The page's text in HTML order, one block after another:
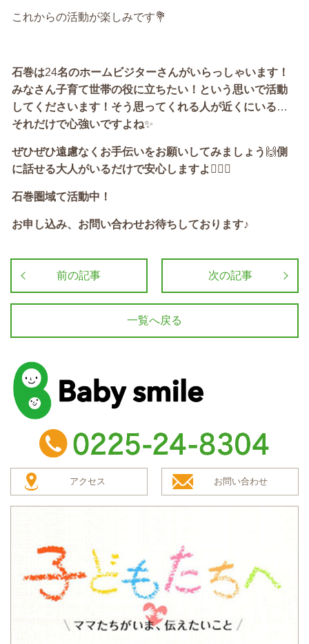
これからの活動が楽しみです💐
石巻は24名のホームビジターさんがいらっしゃいます！
みなさん子育て世帯の役に立ちたい！という思いで活動
してくださいます！そう思ってくれる人が近くにいる…
それだけで心強いですよね✨
ぜひぜひ遠慮なくお手伝いをお願いしてみましょう 🙌側
に話せる大人がいるだけで安心しますよ 😮‍💨💕
石巻圏域て活動中！
お申し込み、お問い合わせお待ちしております♪
前の記事 次の記事
一覧へ戻る
baby smile
TEL：0225-24-8304
アクセス お問い合わせ